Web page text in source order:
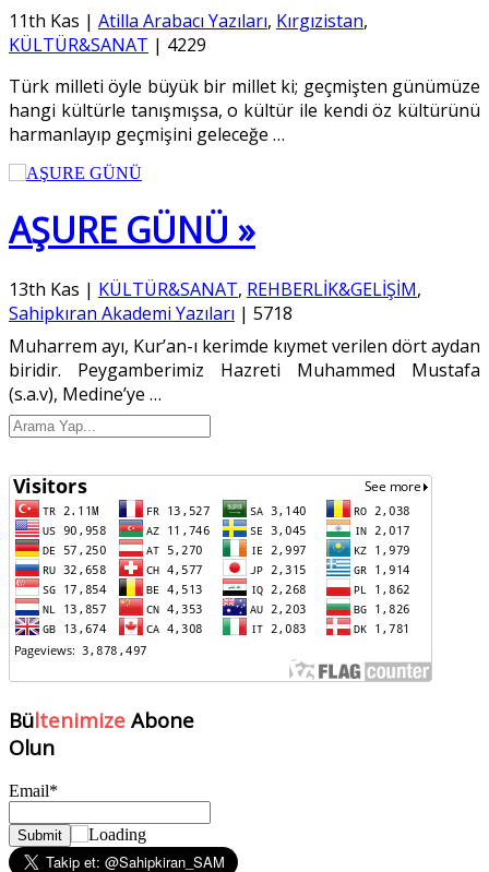
11th Kas | Atilla Arabacı Yazıları, Kırgızistan,
KÜLTÜR&SANAT | 4229
Türk milleti öyle büyük bir millet ki; geçmişten günümüze
hangi kültürle tanışmışsa, o kültür ile kendi öz kültürünü
harmanlayıp geçmişini geleceğe …
AŞURE GÜNÜ »
13th Kas | KÜLTÜR&SANAT, REHBERLİK&GELİŞİM,
Sahipkıran Akademi Yazıları | 5718
Muharrem ayı, Kur’an-ı kerimde kıymet verilen dört aydan
biridir. Peygamberimiz Hazreti Muhammed Mustafa
(s.a.v), Medine’ye …
Bültenimize Abone
Olun
Email*